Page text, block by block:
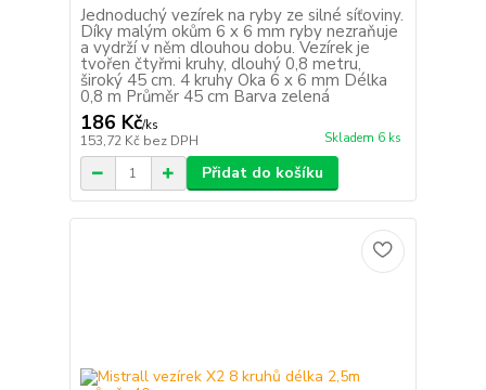
Jednoduchý vezírek na ryby ze silné síťoviny.
Díky malým okům 6 x 6 mm ryby nezraňuje
a vydrží v něm dlouhou dobu. Vezírek je
tvořen čtyřmi kruhy, dlouhý 0,8 metru,
široký 45 cm. 4 kruhy Oka 6 x 6 mm Délka
0,8 m Průměr 45 cm Barva zelená
186 Kč/ks
153,72 Kč bez DPH Skladem 6 ks
Přidat do košíku